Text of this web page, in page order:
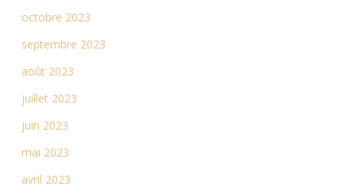
octobre 2023
septembre 2023
août 2023
juillet 2023
juin 2023
mai 2023
avril 2023